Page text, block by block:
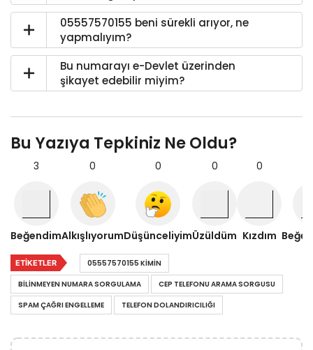
05557570155 beni sürekli arıyor, ne
yapmalıyım?
Bu numarayı e-Devlet üzerinden
şikayet edebilir miyim?
Bu Yazıya Tepkiniz Ne Oldu?
3
Beğendim
0
Alkışlıyorum
0
Düşünceliyim
0
Üzüldüm
0
Kızdım
ETIKETLER
05557570155 KIMIN
BILINMEYEN NUMARA SORGULAMA
CEP TELEFONU ARAMA SORGUSU
SPAM ÇAĞRI ENGELLEME
TELEFON DOLANDIRICILIĞI